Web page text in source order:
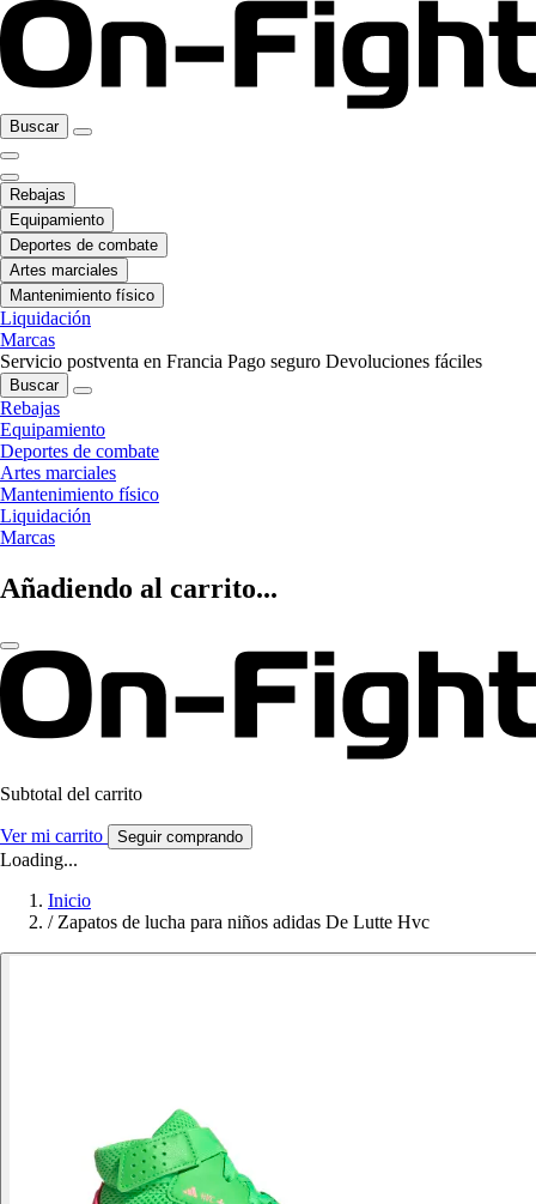
Buscar
Rebajas
Equipamiento
Deportes de combate
Artes marciales
Mantenimiento físico
Liquidación
Marcas
Servicio postventa en Francia Pago seguro Devoluciones fáciles
Buscar
Rebajas
Equipamiento
Deportes de combate
Artes marciales
Mantenimiento físico
Liquidación
Marcas
Añadiendo al carrito...
Subtotal del carrito
Ver mi carrito Seguir comprando
Loading...
Inicio
/ Zapatos de lucha para niños adidas De Lutte Hvc